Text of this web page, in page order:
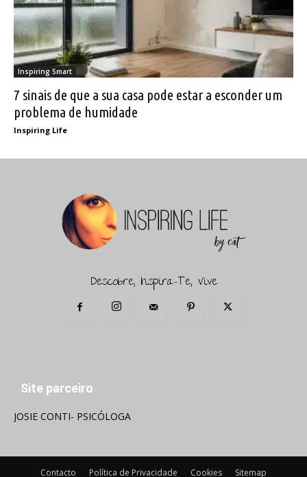
Inspiring Smart
7 sinais de que a sua casa pode estar a esconder um
problema de humidade
Inspiring Life
Descobre, Inspira-Te, Vive
Site parceiro
JOSIE CONTI- PSICÓLOGA
Contacto Política de Privacidade Cookies Sitemap